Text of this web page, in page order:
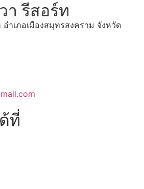
า รีสอร์ท
ำเภอเมืองสมุทรสงคราม จังหวัด
ที่